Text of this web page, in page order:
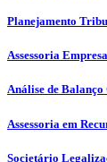
Planejamento
Assessoria
Análise de
Assessoria em
Societário